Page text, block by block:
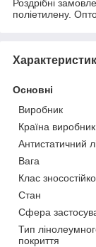
Роздрібні
поліетилену.
Основні
Виробник
Країна виробник
Антистатичний
Вага
Клас
Стан
Сфера
Тип
покриття